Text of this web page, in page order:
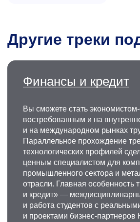
Другие треки
Финансы и кредит
Вы сможете стать
востребованным и на
и на международном рынках
Параллельное прохождение
технологических профилей
ценным специалистом для
промышленного сектора и
отрасли. Главная особенность
и кредит» —
и работа студентов с
и проектами бизнес-